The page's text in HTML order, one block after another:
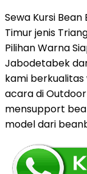
Sewa Kursi
Timur jenis
Pilihan Warna
Jabodetabek
kami
acara di
mensupport
model dari